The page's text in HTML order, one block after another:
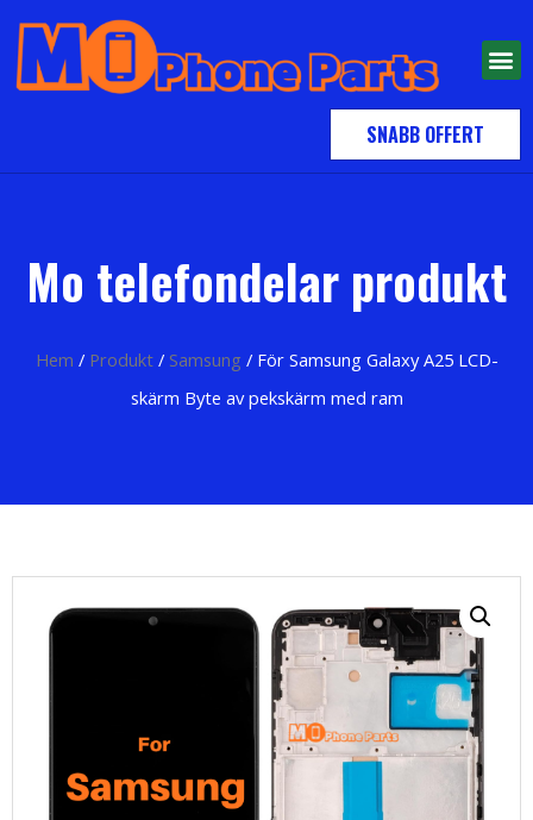
SNABB OFFERT
Mo telefondelar produkt
Hem / Produkt/ Samsung / För Samsung Galaxy A25 LCD-
skärm Byte av pekskärm med ram